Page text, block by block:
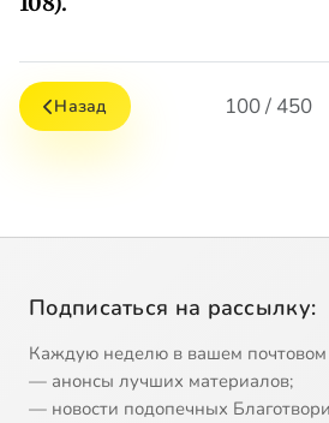
Назад 100 / 450
Подписаться на рассылку:
Каждую неделю в вашем
— анонсы лучших материалов;
— новости подопечных